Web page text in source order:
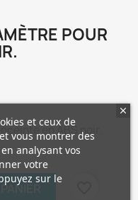
POUR
en ABS noir.
et ceux de
vous montrer des
analysant vos
votre
sur le